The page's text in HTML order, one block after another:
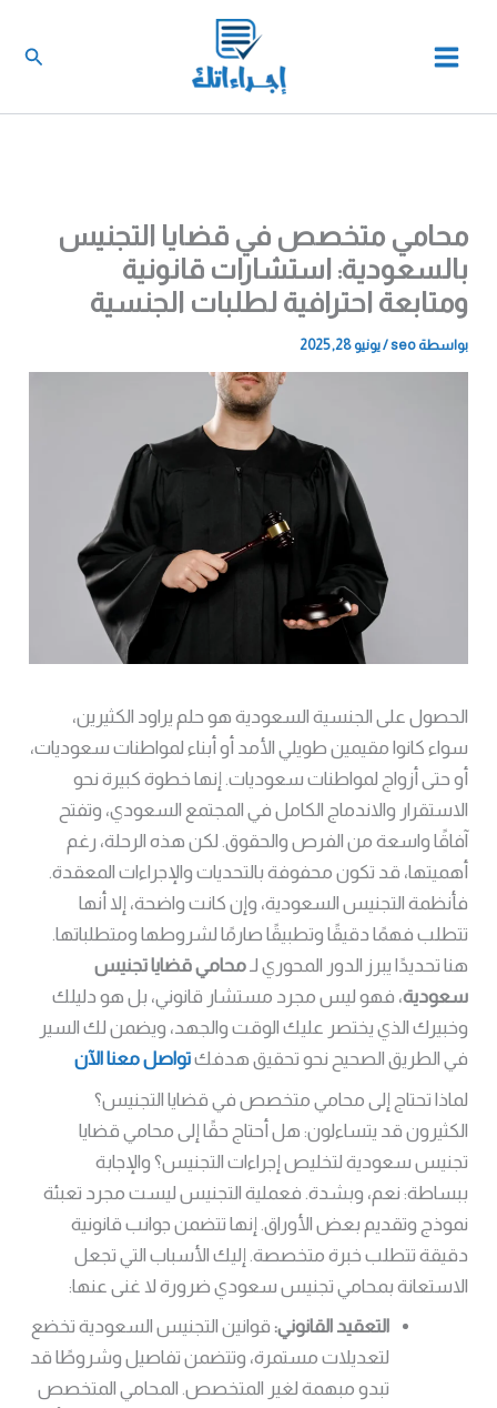
محامي متخصص في قضايا التجنيس
بالسعودية: استشارات قانونية
ومتابعة احترافية لطلبات الجنسية
بواسطة seo
/يونيو 28, 2025
الحصول على الجنسية السعودية هو حلم يراود الكثيرين،
سواء كانوا مقيمين طويلي الأمد أو أبناء لمواطنات سعوديات،
أو حتى أزواج لمواطنات سعوديات. إنها خطوة كبيرة نحو
الاستقرار والاندماج الكامل في المجتمع السعودي، وتفتح
آفاقًا واسعة من الفرص والحقوق. لكن هذه الرحلة، رغم
أهميتها، قد تكون محفوفة بالتحديات والإجراءات المعقدة.
فأنظمة التجنيس السعودية، وإن كانت واضحة، إلا أنها
تتطلب فهمًا دقيقًا وتطبيقًا صارمًا لشروطها ومتطلباتها.
هنا تحديدًا يبرز الدور المحوري لـمحامي قضايا تجنيس
سعودية، فهو ليس مجرد مستشار قانوني، بل هو دليلك
وخبيرك الذي يختصر عليك الوقت والجهد، ويضمن لك السير
في الطريق الصحيح نحو تحقيق هدفكتواصل معنا الآن
لماذا تحتاج إلى محامي متخصص في قضايا التجنيس؟
الكثيرون قد يتساءلون: هل أحتاج حقًا إلى محامي قضايا
تجنيس سعودية لتخليص إجراءات التجنيس؟ والإجابة
ببساطة: نعم، وبشدة. فعملية التجنيس ليست مجرد تعبئة
نموذج وتقديم بعض الأوراق. إنها تتضمن جوانب قانونية
دقيقة تتطلب خبرة متخصصة. إليك الأسباب التي تجعل
الاستعانة بمحامي تجنيس سعودي ضرورة لا غنى عنها:
التعقيد القانوني: قوانين التجنيس السعودية تخضع
لتعديلات مستمرة، وتتضمن تفاصيل وشروطًا قد
تبدو مبهمة لغير المتخصص. المحامي المتخصص